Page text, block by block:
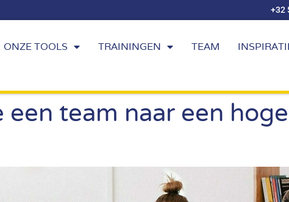
+32
ONZE TOOLS TRAININGEN TEAM
team naar een